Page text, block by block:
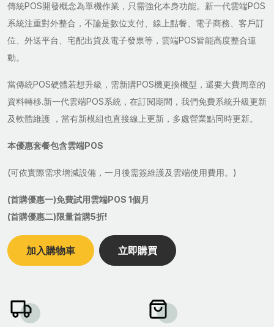
傳統POS開發概念為單機作業，只需強化本身功能。新一代雲端POS
系統注重對外整合，不論是數位支付、線上點餐、電子商務、客戶訂
位、外送平台、宅配出貨及電子發票等，雲端POS皆能高度整合連
動。
當傳統POS硬體若想升級，需新購POS機更換機型，還要大費周章的
資料轉移.新一代雲端POS系統，在訂閱期間，我們免費系統升級更新
及軟體維護 ，當有新模組也直接線上更新，多處營業點同時更新。
本優惠套餐包含雲端POS
(可依實際需求增減設備，一月後需簽維護及雲端使用費用。)
(首購優惠一)免費試用雲端POS 1個月
(首購優惠二)限量首購5折!
加入購物車 立即購買